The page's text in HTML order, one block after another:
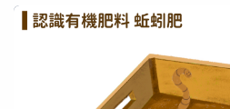
「穀雨」是春季的最後一個節氣
多的雨水滋潤大地，適合農民插